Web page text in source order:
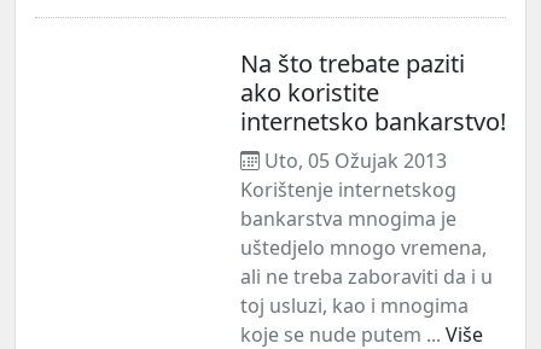
Na što trebate paziti
ako koristite
internetsko bankarstvo!
Uto, 05 Ožujak 2013
Korištenje internetskog
bankarstva mnogima je
uštedjelo mnogo vremena,
ali ne treba zaboraviti da i u
toj usluzi, kao i mnogima
koje se nude putem ... Više